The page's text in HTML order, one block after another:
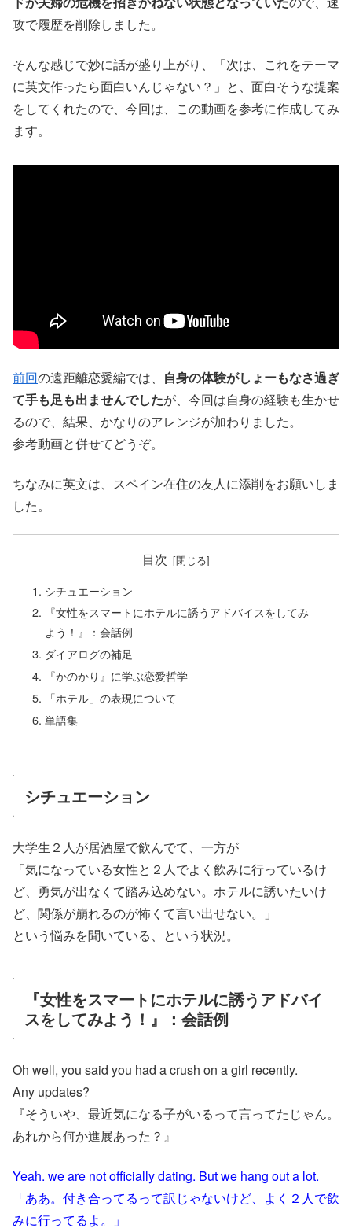
攻で履歴を削除しました。
そんな感じで妙に話が盛り上がり、「次は、これをテーマ
に英文作ったら面白いんじゃない？」と、面白そうな提案
をしてくれたので、今回は、この動画を参考に作成してみ
ます。
前回の遠距離恋愛編では、 自身の体験がしょーもなさ過ぎ
て手も足も出ませんでしたが、今回は自身の経験も生かせ
るので、結果、かなりのアレンジが加わりました。
参考動画と併せてどうぞ。
ちなみに英文は、スペイン在住の友人に添削をお願いしま
した。
目次
シチュエーション
『女性をスマートにホテルに誘うアドバイスをしてみ
よう！』：会話例
ダイアログの補足
『かのかり』に学ぶ恋愛哲学
「ホテル」の表現について
単語集
シチュエーション
大学生２人が居酒屋で飲んでて、一方が
「気になっている女性と２人でよく飲みに行っているけ
ど、勇気が出なくて踏み込めない。ホテルに誘いたいけ
ど、関係が崩れるのが怖くて言い出せない。」
という悩みを聞いている、という状況。
『女性をスマートにホテルに誘うアドバイ
スをしてみよう！』：会話例
Oh well, you said you had a crush on a girl recently.
Any updates?
『そういや、最近気になる子がいるって言ってたじゃん。
あれから何か進展あった？』
Yeah. we are not officially dating. But we hang out a lot.
「ああ。付き合ってるって訳じゃないけど、よく２人で飲
みに行ってるよ。」